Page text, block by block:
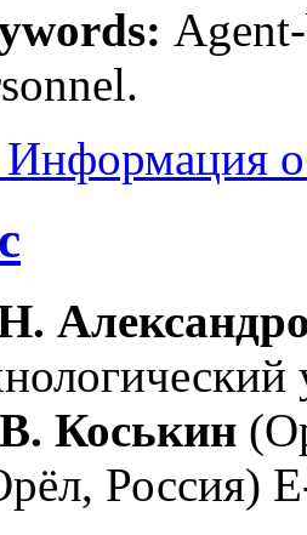
Информация
Коськин
Россия)